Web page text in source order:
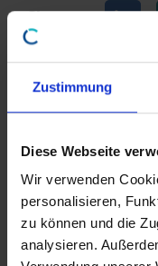
Zustimmung
Diese Webseite
Wir verwenden
personalisieren,
zu können und die
analysieren.
Share:
Weitere
Das ABC des
Dauerwohnrecht
Das ABC des